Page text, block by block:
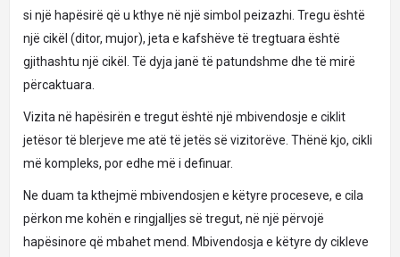
si një hapësirë që u kthye në një simbol peizazhi. Tregu është
një cikël (ditor, mujor), jeta e kafshëve të tregtuara është
gjithashtu një cikël. Të dyja janë të patundshme dhe të mirë
përcaktuara.
Vizita në hapësirën e tregut është një mbivendosje e ciklit
jetësor të blerjeve me atë të jetës së vizitorëve. Thënë kjo, cikli
më kompleks, por edhe më i definuar.
Ne duam ta kthejmë mbivendosjen e këtyre proceseve, e cila
përkon me kohën e ringjalljes së tregut, në një përvojë
hapësinore që mbahet mend. Mbivendosja e këtyre dy cikleve